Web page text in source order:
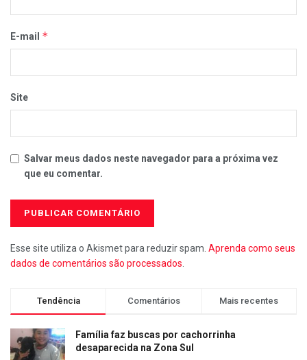
E-mail *
Site
Salvar meus dados neste navegador para a próxima vez
que eu comentar.
Esse site utiliza o Akismet para reduzir spam. Aprenda como seus
dados de comentários são processados.
Tendência Comentários Mais recentes
Família faz buscas por cachorrinha
desaparecida na Zona Sul